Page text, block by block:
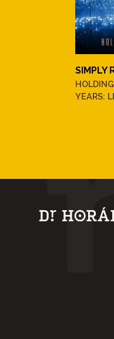
SIMPLY
YEARS: